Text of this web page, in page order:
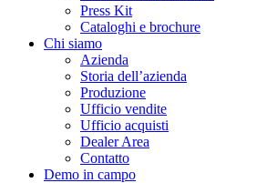
Press Kit
Cataloghi e brochure
Chi siamo
Azienda
Storia dell’azienda
Produzione
Ufficio vendite
Ufficio acquisti
Dealer Area
Contatto
Demo in campo